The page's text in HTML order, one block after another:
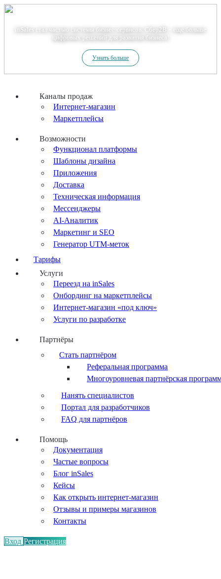
inSales стал частью системы бизнес-сервисов. Сбер2В – еще больше
цифровых решений для развития бизнеса!
Узнать больше
Каналы продаж
Интернет-магазин
Маркетплейсы
Возможности
Функционал платформы
Шаблоны дизайна
Приложения
Доставка
Техническая информация
Мессенджеры
AI-Аналитик
Маркетинг и SEO
Генератор UTM-меток
Тарифы
Услуги
Переезд на inSales
Онбординг на маркетплейсы
Интернет-магазин «под ключ»
Услуги по разработке
Партнёры
Стать партнёром
Реферальная программа
Многоуровневая партнёрская
Нанять специалистов
Портал для разработчиков
FAQ для партнёров
Помощь
Документация
Частые вопросы
Блог inSales
Кейсы
Как открыть интернет-магазин
Отзывы и примеры магазинов
Контакты
Вход Регистрация